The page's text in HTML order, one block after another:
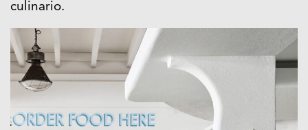
culinario.